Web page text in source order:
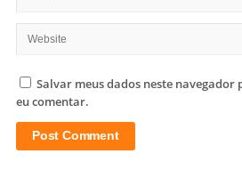
Salvar meus dados neste navegador
eu comentar.